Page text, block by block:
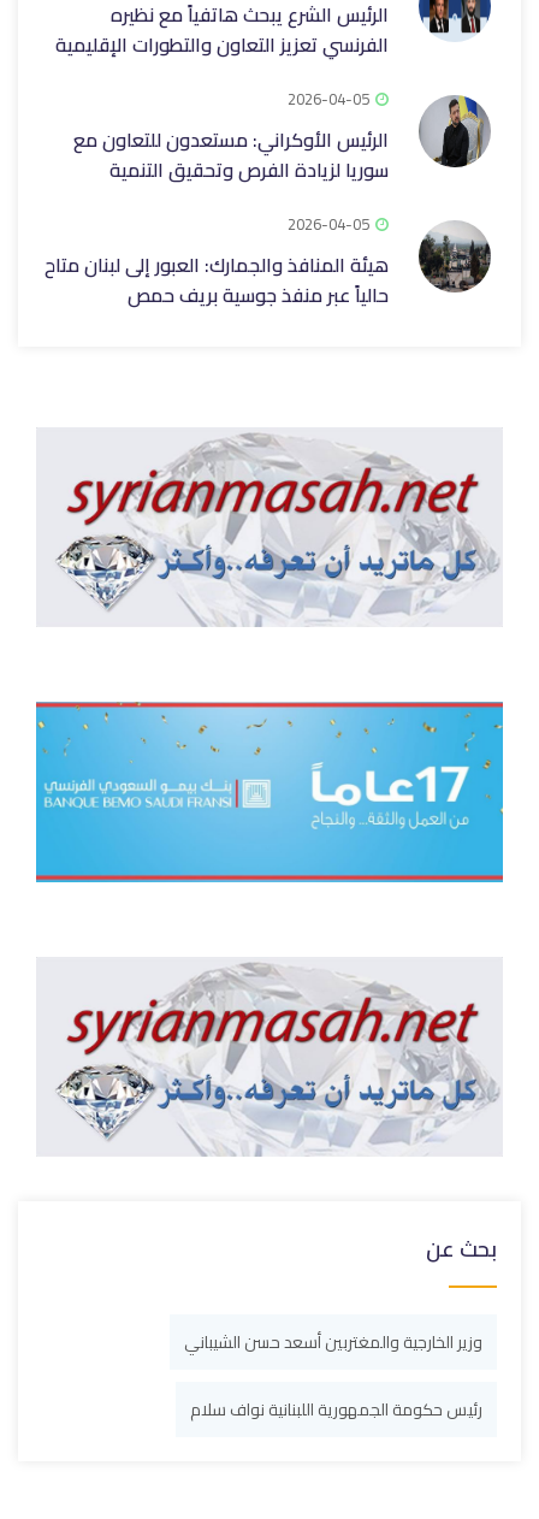
الرئيس الشرع يبحث هاتفياً مع نظيره
الفرنسي تعزيز التعاون والتطورات الإقليمية
2026-04-05
الرئيس الأوكراني: مستعدون للتعاون مع
سوريا لزيادة الفرص وتحقيق التنمية
2026-04-05
هيئة المنافذ والجمارك: العبور إلى لبنان متاح
حالياً عبر منفذ جوسية بريف حمص
بحث عن
وزير الخارجية والمغتربين أسعد حسن الشيباني
رئيس حكومة الجمهورية اللبنانية نواف سلام